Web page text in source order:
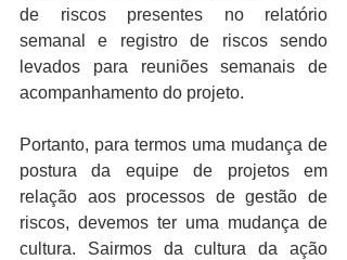
de riscos presentes no relatório
semanal e registro de riscos sendo
levados para reuniões semanais de
acompanhamento do projeto.
Portanto, para termos uma mudança de
postura da equipe de projetos em
relação aos processos de gestão de
riscos, devemos ter uma mudança de
cultura. Sairmos da cultura da ação